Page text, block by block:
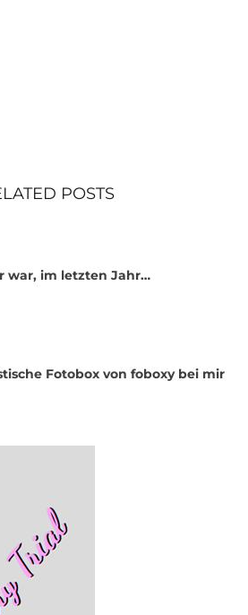
POSTS
war, im letzten Jahr…
Fotobox von foboxy bei mir